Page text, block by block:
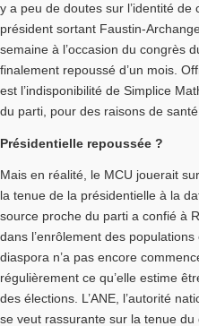
y a peu de doutes sur l’identité
président sortant Faustin-
semaine à l’occasion du congrès
finalement repoussé d’un mois.
est l’indisponibilité de Simplice
du parti, pour des raisons de santé.
Présidentielle repoussée ?
Mais en réalité, le MCU jouerait
la tenue de la présidentielle à la
source proche du parti a confié à
dans l’enrôlement des
diaspora n’a pas encore
régulièrement ce qu’elle estime
des élections. L’ANE, l’autorité
se veut rassurante sur la tenue du